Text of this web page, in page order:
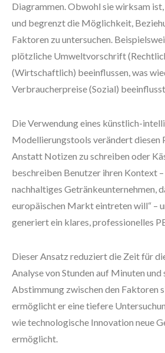
Diagrammen. Obwohl sie wirksam
und begrenzt die Möglichkeit,
Faktoren zu untersuchen.
plötzliche Umweltvorschrift
(Wirtschaftlich) beeinflussen, was
Verbraucherpreise (Sozial)
Die Verwendung eines künstlich-
Modellierungstools verändert diesen
Anstatt Notizen zu schreiben oder
beschreiben Benutzer ihren Kontext
nachhaltiges Getränkeunternehmen,
europäischen Markt eintreten will“ –
generiert ein klares, professionelles
Dieser Ansatz reduziert die Zeit für
Analyse von Stunden auf Minuten und
Abstimmung zwischen den Faktoren
ermöglicht er eine tiefere
wie technologische Innovation neue
ermöglicht.